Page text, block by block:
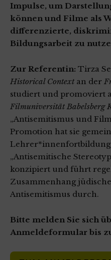
Impulse, um
können und Filme als
differenzierte,
Bildungsarbeit zu
Zur Referentin: Tirza
Historical Context an der
studiert und promoviert
Filmuniversität Babelsberg
„Antisemitismus und
Promotion hat sie
„Antisemitische
konzipiert und führt
Zusammenhang
Antisemitismus durch.
Bitte melden Sie sich
Anmeldeformular bis